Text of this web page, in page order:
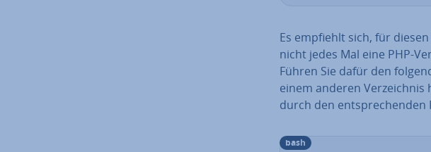
Es empfiehlt sich, für
nicht jedes Mal eine PHP-
Führen Sie dafür den
einem anderen Ver­zeich­nis
durch den ent­spre­chen­den
bash